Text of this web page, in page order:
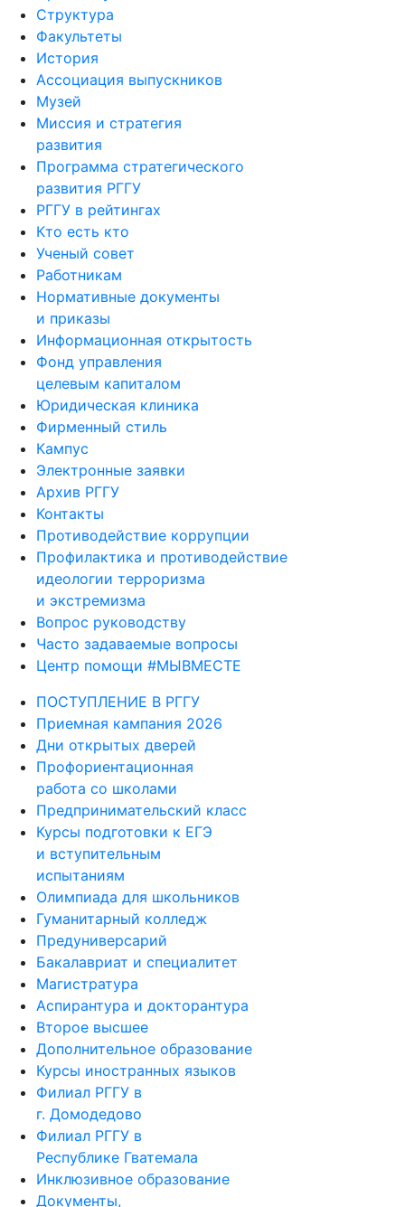
Структура
Факультеты
История
Ассоциация выпускников
Музей
Миссия и стратегия
развития
Программа стратегического
развития РГГУ
РГГУ в рейтингах
Кто есть кто
Ученый совет
Работникам
Нормативные документы
и приказы
Информационная открытость
Фонд управления
целевым капиталом
Юридическая клиника
Фирменный стиль
Кампус
Электронные заявки
Архив РГГУ
Контакты
Противодействие коррупции
Профилактика и противодействие
идеологии терроризма
и экстремизма
Вопрос руководству
Часто задаваемые вопросы
Центр помощи #МЫВМЕСТЕ
ПОСТУПЛЕНИЕ В РГГУ
Приемная кампания 2026
Дни открытых дверей
Профориентационная
работа со школами
Предпринимательский класс
Курсы подготовки к ЕГЭ
и вступительным
испытаниям
Олимпиада для школьников
Гуманитарный колледж
Предуниверсарий
Бакалавриат и специалитет
Магистратура
Аспирантура и докторантура
Второе высшее
Дополнительное образование
Курсы иностранных языков
Филиал РГГУ в
г. Домодедово
Филиал РГГУ в
Республике Гватемала
Инклюзивное образование
Документы,